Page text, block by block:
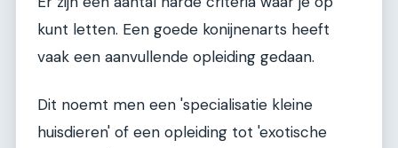
kunt letten. Een goede konijnenarts heeft
vaak een aanvullende opleiding gedaan.
Dit noemt men een 'specialisatie kleine
huisdieren' of een opleiding tot 'exotische